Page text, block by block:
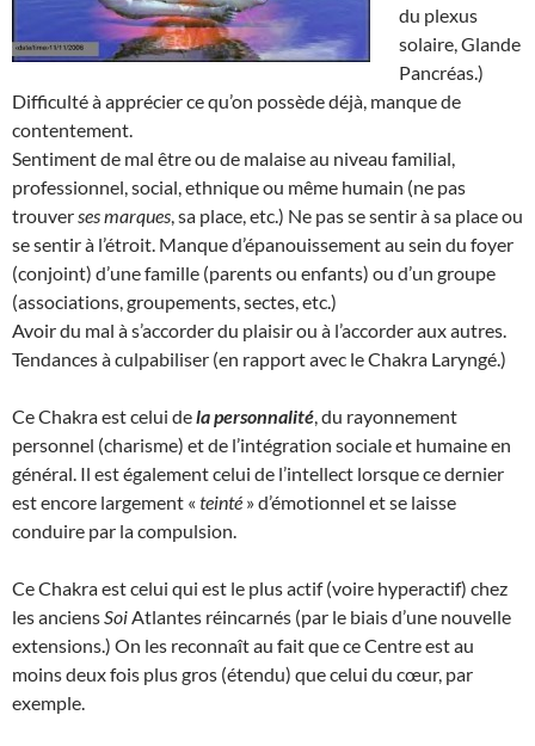
du plexus
solaire, Glande
Pancréas.)
Difficulté à apprécier ce qu’on possède déjà, manque de
contentement.
Sentiment de mal être ou de malaise au niveau familial,
professionnel, social, ethnique ou même humain (ne pas
trouverses marques, sa place, etc.) Ne pas se sentir à sa place ou
se sentir à l’étroit. Manque d’épanouissement au sein du foyer
(conjoint) d’une famille (parents ou enfants) ou d’un groupe
(associations, groupements, sectes, etc.)
Avoir du mal à s’accorder du plaisir ou à l’accorder aux autres.
Tendances à culpabiliser (en rapport avec le Chakra Laryngé.)
Ce Chakra est celui dela personnalité, du rayonnement
personnel (charisme) et de l’intégration sociale et humaine en
général. Il est également celui de l’intellect lorsque ce dernier
est encore largement « teinté » d’émotionnel et se laisse
conduire par la compulsion.
Ce Chakra est celui qui est le plus actif (voire hyperactif) chez
les anciensSoiAtlantes réincarnés (par le biais d’une nouvelle
extensions.) On les reconnaît au fait que ce Centre est au
moins deux fois plus gros (étendu) que celui du cœur, par
exemple.